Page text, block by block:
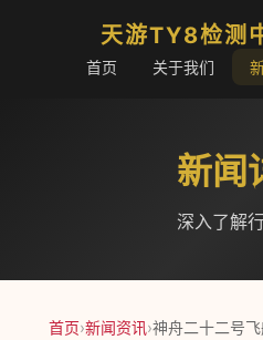
天游TY8检测
首页 关于我们
新闻
深入了解
首页›新闻资讯›神舟二十二号